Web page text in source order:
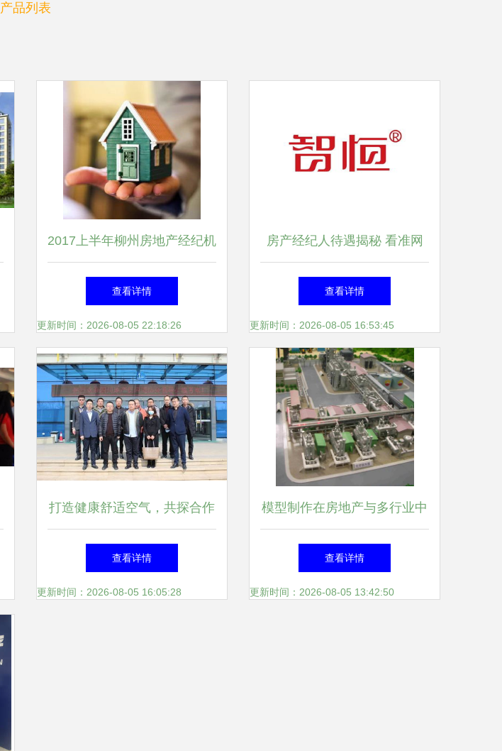
产品列表
2017上半年柳州房地产经纪机
构检查 4家中介被点名通报
查看详情
更新时间：2026-08-05 22:18:26
房产经纪人待遇揭秘 看准网
数据背后的行业真相
查看详情
更新时间：2026-08-05 16:53:45
打造健康舒适空气，共探合作
新路径——四川省房地产供应
链协会走进三菱重工海尔
查看详情
更新时间：2026-08-05 16:05:28
模型制作在房地产与多行业中
的应用与价值
查看详情
更新时间：2026-08-05 13:42:50